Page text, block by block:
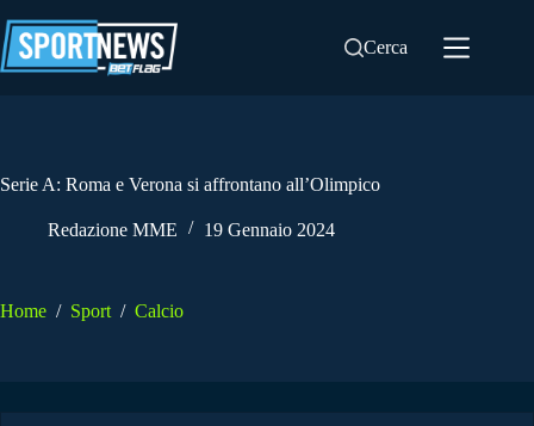
al
contenuto
Cerca
Serie A: Roma e Verona si affrontano all’Olimpico
Redazione MME 19 Gennaio 2024
Home / Sport / Calcio